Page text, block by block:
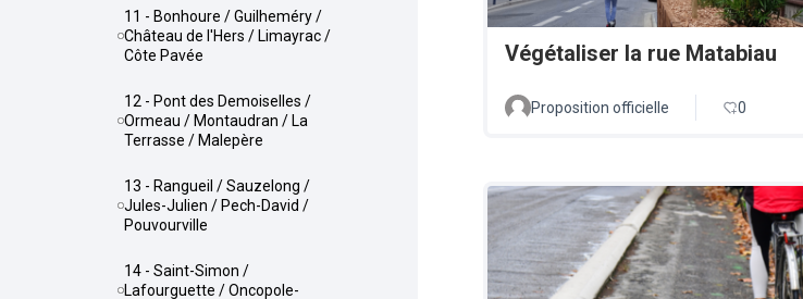
11 - Bonhoure / Guilheméry /
Château de l'Hers / Limayrac /
Côte Pavée
12 - Pont des Demoiselles /
Ormeau / Montaudran / La
Terrasse / Malepère
13 - Rangueil / Sauzelong /
Jules-Julien / Pech-David /
Pouvourville
14 - Saint-Simon /
Lafourguette / Oncopole-
Végétaliser la rue Matabiau
Proposition officielle 0